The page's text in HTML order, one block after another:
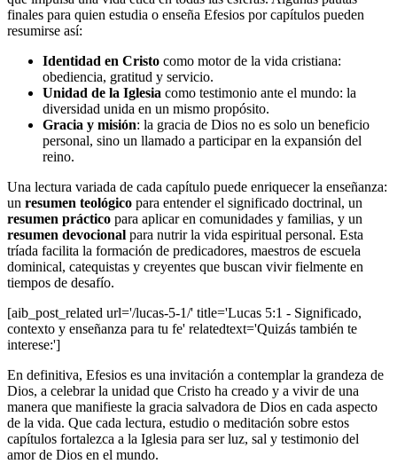
finales para quien estudia o enseña Efesios por capítulos pueden
resumirse así:
Identidad en Cristo como motor de la vida cristiana:
obediencia, gratitud y servicio.
Unidad de la Iglesia como testimonio ante el mundo: la
diversidad unida en un mismo propósito.
Gracia y misión: la gracia de Dios no es solo un beneficio
personal, sino un llamado a participar en la expansión del
reino.
Una lectura variada de cada capítulo puede enriquecer la enseñanza:
un resumen teológico para entender el significado doctrinal, un
resumen práctico para aplicar en comunidades y familias, y un
resumen devocional para nutrir la vida espiritual personal. Esta
tríada facilita la formación de predicadores, maestros de escuela
dominical, catequistas y creyentes que buscan vivir fielmente en
tiempos de desafío.
[aib_post_related url='/lucas-5-1/' title='Lucas 5:1 - Significado,
contexto y enseñanza para tu fe' relatedtext='Quizás también te
interese:']
En definitiva, Efesios es una invitación a contemplar la grandeza de
Dios, a celebrar la unidad que Cristo ha creado y a vivir de una
manera que manifieste la gracia salvadora de Dios en cada aspecto
de la vida. Que cada lectura, estudio o meditación sobre estos
capítulos fortalezca a la Iglesia para ser luz, sal y testimonio del
amor de Dios en el mundo.